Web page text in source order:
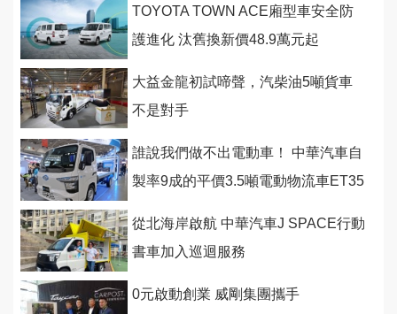
TOYOTA TOWN ACE廂型車安全防
護進化 汰舊換新價48.9萬元起
大益金龍初試啼聲，汽柴油5噸貨車
不是對手
誰說我們做不出電動車！ 中華汽車自
製率9成的平價3.5噸電動物流車ET35
從北海岸啟航 中華汽車J SPACE行動
書車加入巡迴服務
0元啟動創業 威剛集團攜手